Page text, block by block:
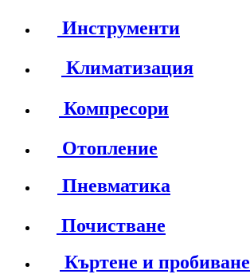
Инструменти
Климатизация
Компресори
Отопление
Пневматика
Почистване
Къртене и пробиване